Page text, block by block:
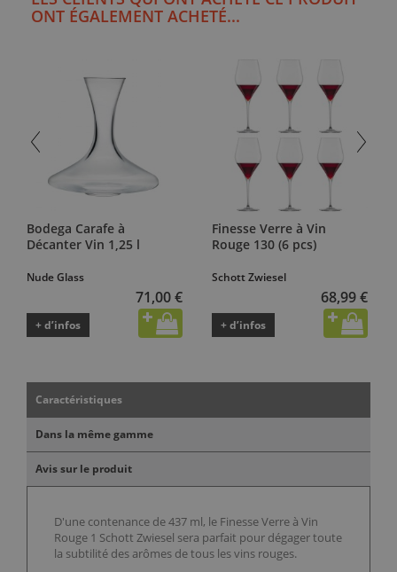
ONT ÉGALEMENT ACHETÉ...
Bodega Carafe à
Décanter Vin 1,25 l
Nude Glass
71,00 €
+ d’infos
Finesse Verre à Vin
Rouge 130 (6 pcs)
Schott Zwiesel
68,99 €
+ d’infos
Caractéristiques
Dans la même gamme
Avis sur le produit
D'une contenance de 437 ml, le Finesse Verre à Vin
Rouge 1 Schott Zwiesel sera parfait pour dégager toute
la subtilité des arômes de tous les vins rouges.